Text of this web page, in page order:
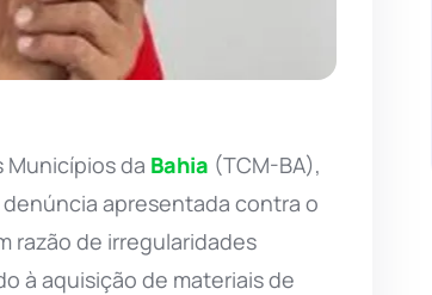
Municípios da Bahia (TCM-BA),
apresentada contra o
razão de irregularidades
à aquisição de materiais de